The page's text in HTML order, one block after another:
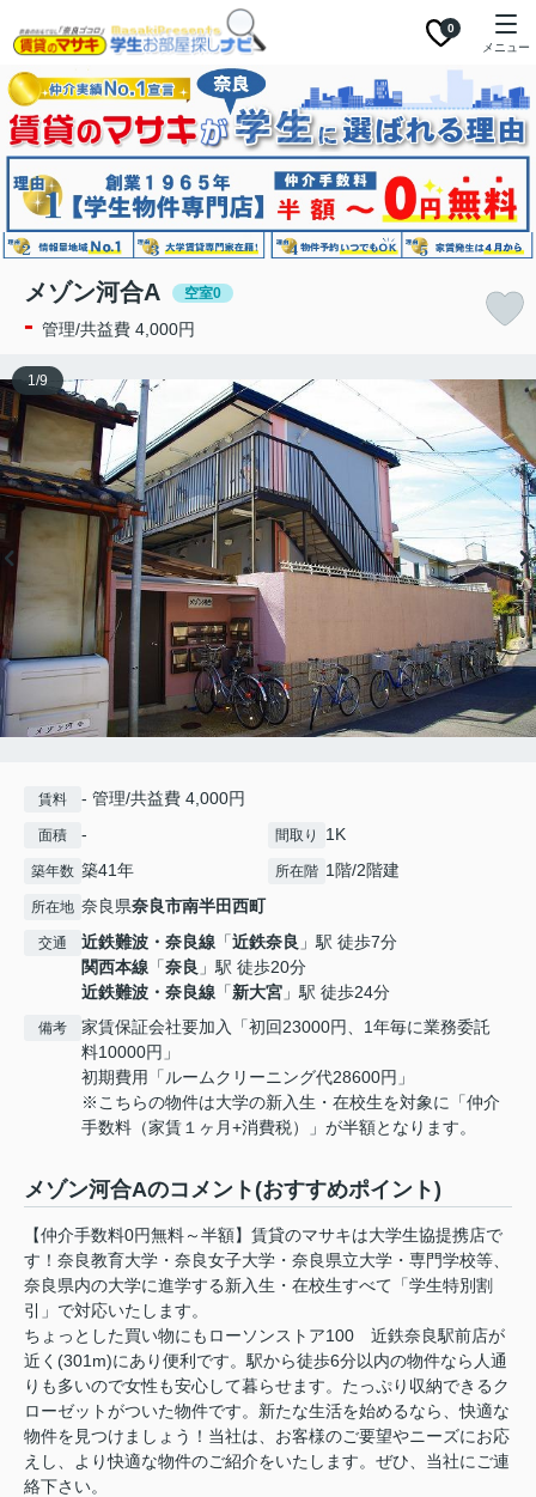
0
メニュー
メゾン河合A 空室0
- 管理/共益費 4,000円
1/9
賃料 - 管理/共益費 4,000円
面積 - 間取り 1K
築年数 築41年 所在階 1階/2階建
所在地 奈良県奈良市南半田西町
交通 近鉄難波・奈良線 「近鉄奈良 」駅 徒歩7分
関西本線 「奈良 」駅 徒歩20分
近鉄難波・奈良線 「新大宮 」駅 徒歩24分
備考
家賃保証会社要加入「初回23000円、1年毎に業務委託
料10000円」
初期費用「ルームクリーニング代28600円」
※こちらの物件は大学の新入生・在校生を対象に「仲介
手数料（家賃１ヶ月+消費税）」が半額となります。
メゾン河合Aのコメント(おすすめポイント)
【仲介手数料0円無料～半額】賃貸のマサキは大学生協提携店で
す！奈良教育大学・奈良女子大学・奈良県立大学・専門学校等、
奈良県内の大学に進学する新入生・在校生すべて「学生特別割
引」で対応いたします。
ちょっとした買い物にもローソンストア100 近鉄奈良駅前店が
近く(301m)にあり便利です。駅から徒歩6分以内の物件なら人通
りも多いので女性も安心して暮らせます。たっぷり収納できるク
ローゼットがついた物件です。新たな生活を始めるなら、快適な
物件を見つけましょう！当社は、お客様のご要望やニーズにお応
えし、より快適な物件のご紹介をいたします。ぜひ、当社にご連
絡下さい。